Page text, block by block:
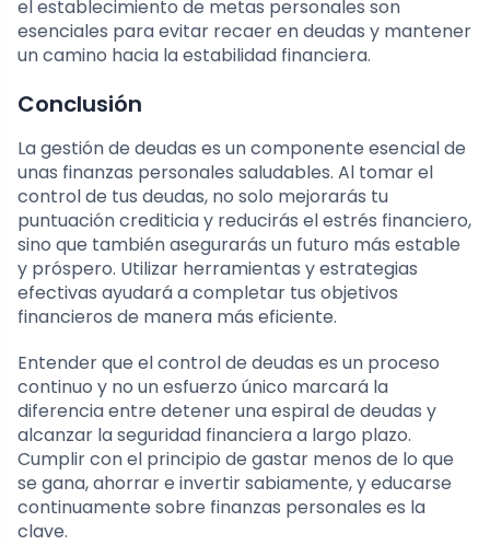
el establecimiento de metas personales son
esenciales para evitar recaer en deudas y mantener
un camino hacia la estabilidad financiera.
Conclusión
La gestión de deudas es un componente esencial de
unas finanzas personales saludables. Al tomar el
control de tus deudas, no solo mejorarás tu
puntuación crediticia y reducirás el estrés financiero,
sino que también asegurarás un futuro más estable
y próspero. Utilizar herramientas y estrategias
efectivas ayudará a completar tus objetivos
financieros de manera más eficiente.
Entender que el control de deudas es un proceso
continuo y no un esfuerzo único marcará la
diferencia entre detener una espiral de deudas y
alcanzar la seguridad financiera a largo plazo.
Cumplir con el principio de gastar menos de lo que
se gana, ahorrar e invertir sabiamente, y educarse
continuamente sobre finanzas personales es la
clave.